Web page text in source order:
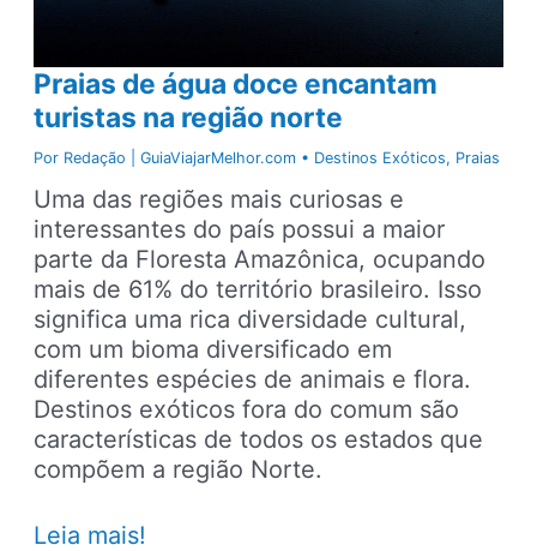
Praias de água doce encantam
turistas na região norte
Por Redação | GuiaViajarMelhor.com • Destinos Exóticos, Praias
Uma das regiões mais curiosas e
interessantes do país possui a maior
parte da Floresta Amazônica, ocupando
mais de 61% do território brasileiro. Isso
significa uma rica diversidade cultural,
com um bioma diversificado em
diferentes espécies de animais e flora.
Destinos exóticos fora do comum são
características de todos os estados que
compõem a região Norte.
Praias
Leia mais!